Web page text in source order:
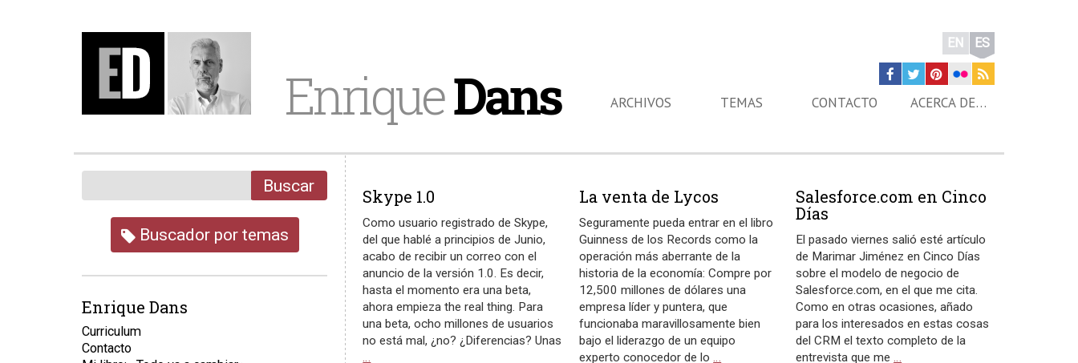
EnriqueDans
EN ES
ARCHIVOS TEMAS CONTACTO ACERCA DE…
Skype 1.0
Como usuario registrado de Skype,
del que hablé a principios de Junio,
acabo de recibir un correo con el
anuncio de la versión 1.0. Es decir,
hasta el momento era una beta,
ahora empieza the real thing. Para
una beta, ocho millones de usuarios
no está mal, ¿no? ¿Diferencias? Unas
…
La venta de Lycos
Seguramente pueda entrar en el libro
Guinness de los Records como la
operación más aberrante de la
historia de la economía: Compre por
12,500 millones de dólares una
empresa líder y puntera, que
funcionaba maravillosamente bien
bajo el liderazgo de un equipo
experto conocedor de lo…
Salesforce.com en Cinco
Días
El pasado viernes salió esté artículo
de Marimar Jiménez en Cinco Días
sobre el modelo de negocio de
Salesforce.com, en el que me cita.
Como en otras ocasiones, añado
para los interesados en estas cosas
del CRM el texto completo de la
entrevista que me…
Buscar
Buscador por temas
Enrique Dans
Curriculum
Contacto